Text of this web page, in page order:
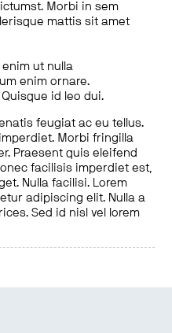
Morbi in sem
mattis sit amet
ut nulla
enim ornare.
id leo dui.
feugiat ac eu tellus.
Morbi fringilla
Praesent quis eleifend
facilisis imperdiet est,
Nulla facilisi. Lorem
adipiscing elit. Nulla a
Sed id nisl vel lorem